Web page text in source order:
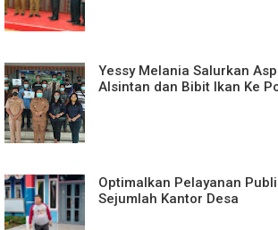
Yessy Melania Salurkan
Alsintan dan Bibit Ikan Ke
Optimalkan Pelayanan
Sejumlah Kantor Desa